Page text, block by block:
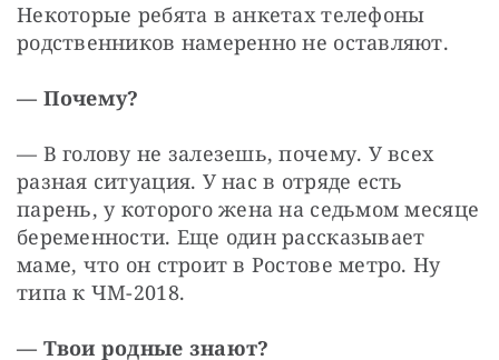
Некоторые ребята в анкетах телефоны
родственников намеренно не оставляют.
— Почему?
— В голову не залезешь, почему. У всех
разная ситуация. У нас в отряде есть
парень, у которого жена на седьмом месяце
беременности. Еще один рассказывает
маме, что он строит в Ростове метро. Ну
типа к ЧМ-2018.
— Твои родные знают?